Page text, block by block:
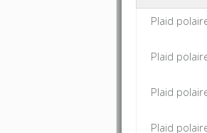
Plaid
Plaid
Plaid
Plaid